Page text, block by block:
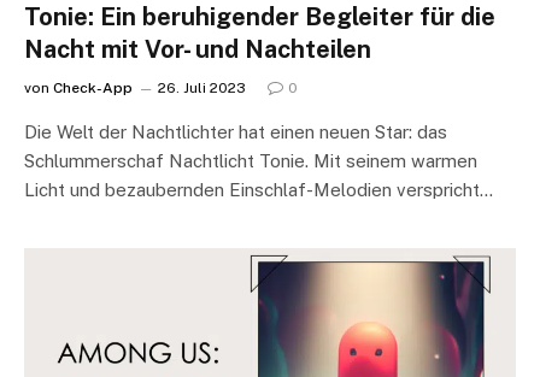
Tonie: Ein beruhigender Begleiter für die
Nacht mit Vor- und Nachteilen
von Check-App 26. Juli 2023 0
Die Welt der Nachtlichter hat einen neuen Star: das
Schlummerschaf Nachtlicht Tonie. Mit seinem warmen
Licht und bezaubernden Einschlaf-Melodien verspricht…